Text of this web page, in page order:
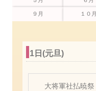
９月 １０月
1日(元旦)
大将軍社払暁祭